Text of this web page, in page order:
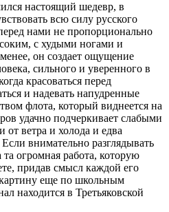
настоящий шедевр, в
всю силу русского
нами не пропорционально
с худыми ногами и
он создает ощущение
сильного и уверенного в
красоваться перед
и надевать напудренные
флота, который виднеется на
удачно подчеркивает слабыми
ветра и холода и едва
внимательно разглядывать
огромная работа, которую
придав смысл каждой его
еще по школьным
находится в Третьяковской